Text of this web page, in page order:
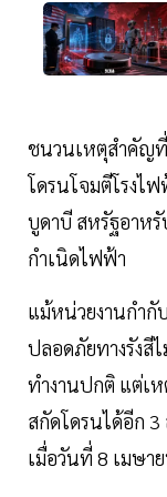
ชนวนเหตุสำคัญ
โดรนโจมตีโรงไ
บูดาบี สหรัฐอาหรั
กำเนิดไฟฟ้า
แม้หน่วยงานกำกั
ปลอดภัยทางรังสี
ทำงานปกติ แต่เ
สกัดโดรนได้อีก 3
เมื่อวันที่ 8 เมษา